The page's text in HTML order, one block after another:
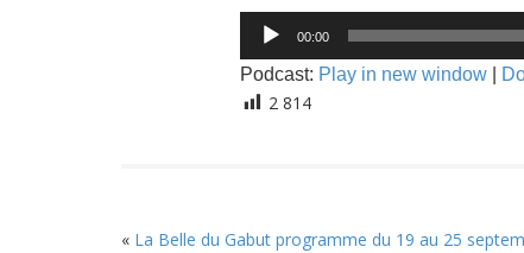
Lecteur
audio
00:00
Podcast: Play in new window
2 814
« La Belle du Gabut programme du 19 au 25